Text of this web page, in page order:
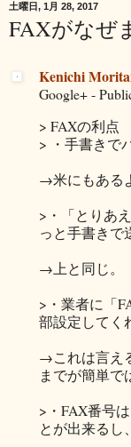
土曜日, 1月 28, 2017
FAXがなぜ
Kenichi
Google+ -
> FAXの利点
> ・手書きで
→米にもある
>・「とりあ
っと手書きで
→上と同じ。
>・業者に「
部設定してく
→これは言え
までが簡単で
>・FAX番号
とが出来るし